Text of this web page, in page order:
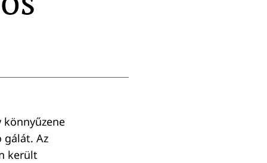
könnyűzene
gálát. Az
került